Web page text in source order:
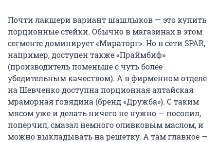
Почти лакшери вариант шашлыков — это купить
порционные стейки. Обычно в магазинах в этом
сегменте доминирует «Мираторг». Но в сети SPAR,
например, доступен также «Праймбиф»
(производитель поменьше с чуть более
убедительным качеством). А в фирменном отделе
на Шевченко доступна порционная алтайская
мраморная говядина (бренд «Дружба»). С таким
мясом уже и делать ничего не нужно — посолил,
поперчил, смазал немного оливковым маслом, и
можно выкладывать на решетку. А там главное —